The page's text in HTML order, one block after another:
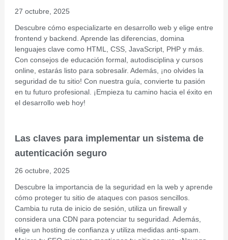
27 octubre, 2025
Descubre cómo especializarte en desarrollo web y elige entre
frontend y backend. Aprende las diferencias, domina
lenguajes clave como HTML, CSS, JavaScript, PHP y más.
Con consejos de educación formal, autodisciplina y cursos
online, estarás listo para sobresalir. Además, ¡no olvides la
seguridad de tu sitio! Con nuestra guía, convierte tu pasión
en tu futuro profesional. ¡Empieza tu camino hacia el éxito en
el desarrollo web hoy!
Las claves para implementar un sistema de
autenticación seguro
26 octubre, 2025
Descubre la importancia de la seguridad en la web y aprende
cómo proteger tu sitio de ataques con pasos sencillos.
Cambia tu ruta de inicio de sesión, utiliza un firewall y
considera una CDN para potenciar tu seguridad. Además,
elige un hosting de confianza y utiliza medidas anti-spam.